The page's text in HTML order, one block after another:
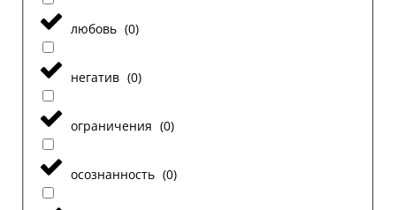
любовь (0)
негатив (0)
ограничения (0)
осознанность (0)